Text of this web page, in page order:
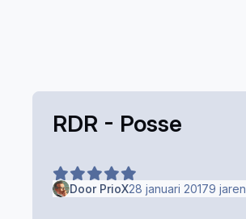
RDR - Posse
Door PrioX28 januari 20179 jaren